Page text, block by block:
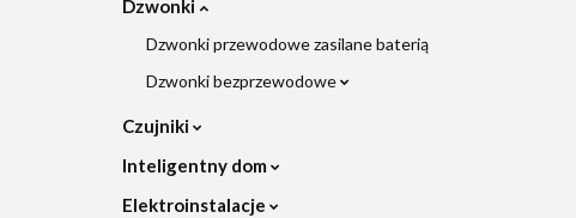
Dzwonki
Dzwonki przewodowe zasilane baterią
Dzwonki bezprzewodowe
Czujniki
Inteligentny dom
Elektroinstalacje